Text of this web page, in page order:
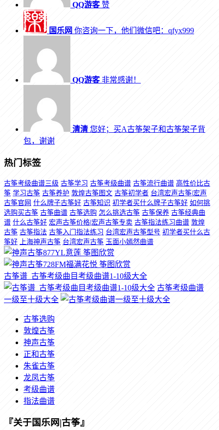
QQ游客赞
国乐网 你咨询一下，他们微信吧：qfyx999
QQ游客非常感谢！
清清 您好；买A古筝架子和古筝架子背
包，谢谢
热门标签
古筝考级曲谱三级 古筝学习 古筝考级曲谱 古筝流行曲谱 高性价比古
筝 学习古筝 古筝养护 敦煌古筝图文 古筝初学者 台湾宏声古筝|宏声
古筝官网 什么牌子古筝好 古筝知识 初学者买什么牌子古筝好 如何挑
选购买古筝 古筝曲谱 古筝选购 怎么挑选古筝 古筝保养 古筝经典曲
谱 什么古筝好 宏声古筝价格|宏声古筝专卖 古筝指法练习曲谱 敦煌
古筝 古筝指法 古筝入门指法练习 台湾宏声古筝型号 初学者买什么古
筝好
上海神声古筝 台湾宏声古筝 玉面小嫣然曲谱
古筝谱_古筝考级曲目考级曲谱1-10级大全
古筝考级曲谱
一级至十级大全
古筝选购
敦煌古筝
神声古筝
正和古筝
朱雀古筝
龙凤古筝
考级曲谱
指法曲谱
『关于国乐网|古筝』